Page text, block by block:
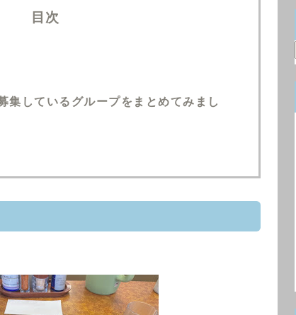
目次
しているグループをまとめてみまし